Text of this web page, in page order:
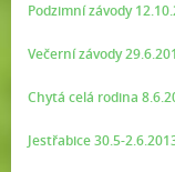
Podzimní závody
Večerní závody
Chytá celá rodina
Jestřabice 30.5-